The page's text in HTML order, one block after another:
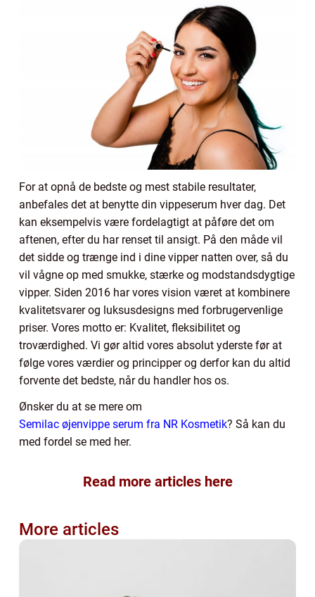
For at opnå de bedste og mest stabile resultater,
anbefales det at benytte din vippeserum hver dag. Det
kan eksempelvis være fordelagtigt at påføre det om
aftenen, efter du har renset til ansigt. På den måde vil
det sidde og trænge ind i dine vipper natten over, så du
vil vågne op med smukke, stærke og modstandsdygtige
vipper. Siden 2016 har vores vision været at kombinere
kvalitetsvarer og luksusdesigns med forbrugervenlige
priser. Vores motto er: Kvalitet, fleksibilitet og
troværdighed. Vi gør altid vores absolut yderste før at
følge vores værdier og principper og derfor kan du altid
forvente det bedste, når du handler hos os.
Ønsker du at se mere om
Semilac øjenvippe serum fra NR Kosmetik? Så kan du
med fordel se med her.
Read more articles here
More articles